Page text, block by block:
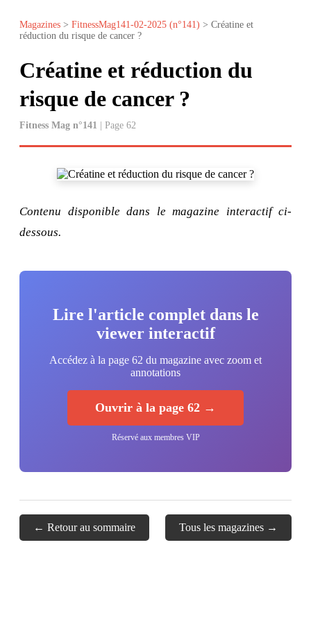
Magazines > FitnessMag141-02-2025 (n°141) > Créatine et
réduction du risque de cancer ?
Créatine et réduction du
risque de cancer ?
Fitness Mag n°141 | Page 62
Contenu disponible dans le magazine interactif ci-
dessous.
Lire l'article complet dans le
viewer interactif
Accédez à la page 62 du magazine avec zoom et
annotations
Ouvrir à la page 62 →
Réservé aux membres VIP
← Retour au sommaire Tous les magazines →